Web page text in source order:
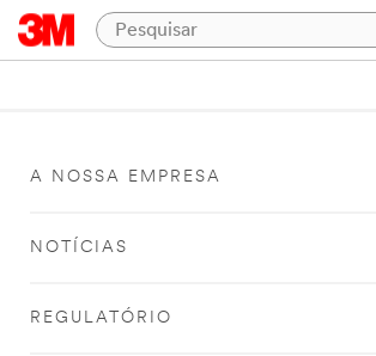
A NOSSA EMPRESA
NOTÍCIAS
REGULATÓRIO